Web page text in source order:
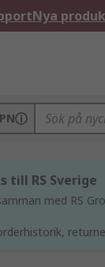
Nya
till RS Sverige
med RS